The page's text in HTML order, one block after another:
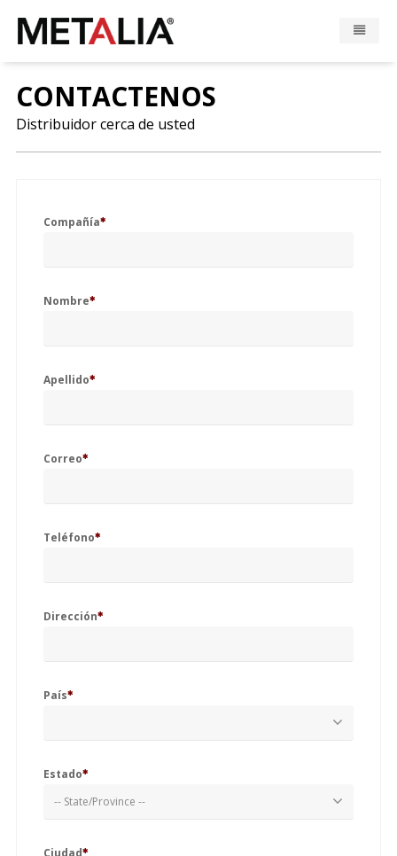
Productos
Industrias
Zona Metalia
Contacto
CONTACTENOS
Distribuidor cerca de usted
Compañía
Nombre
Apellido
Correo
Teléfono
Dirección
País
Estado
-- State/Province --
Ciudad